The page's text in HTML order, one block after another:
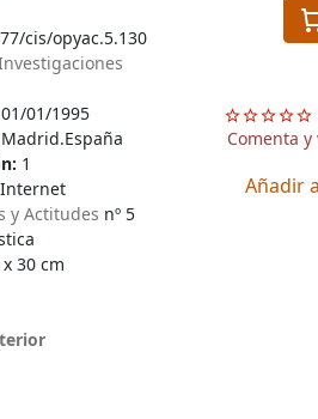
Comenta
Añadir
cis/opyac.5.130
01/01/1995
Madrid.España
1
y Actitudes nº 5
30 cm